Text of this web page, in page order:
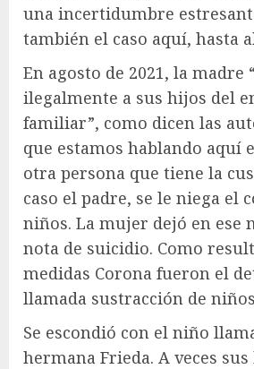
una incertidumbre
también el caso aquí, hasta
En agosto de 2021, la madre
ilegalmente a sus hijos del
familiar”, como dicen las
que estamos hablando aquí
otra persona que tiene la
caso el padre, se le niega el
niños. La mujer dejó en ese
nota de suicidio. Como
medidas Corona fueron el
llamada sustracción de
Se escondió con el niño
hermana Frieda. A veces